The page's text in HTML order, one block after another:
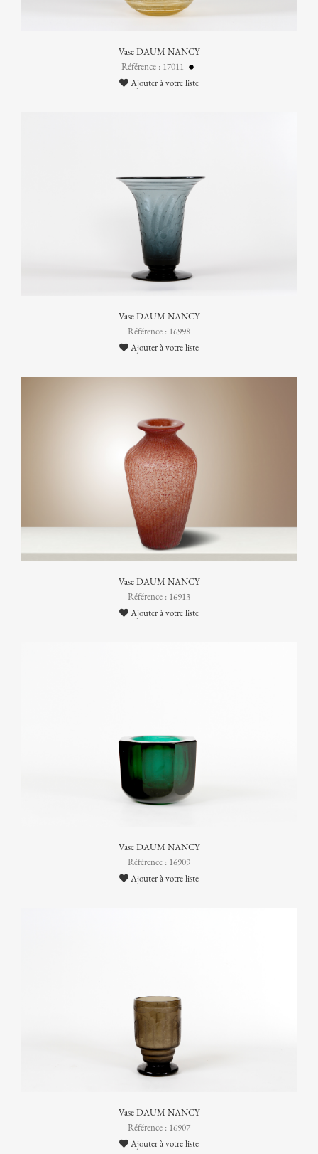
Vase DAUM NANCY
Référence : 17011
Ajouter à votre liste
Vase DAUM NANCY
Référence : 16998
Ajouter à votre liste
Vase DAUM NANCY
Référence : 16913
Ajouter à votre liste
Vase DAUM NANCY
Référence : 16909
Ajouter à votre liste
Vase DAUM NANCY
Référence : 16907
Ajouter à votre liste